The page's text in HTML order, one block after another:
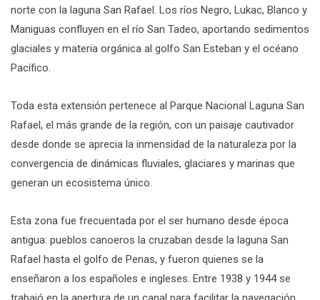
norte con la laguna San Rafael. Los ríos Negro, Lukac, Blanco y
Maniguas confluyen en el río San Tadeo, aportando sedimentos
glaciales y materia orgánica al golfo San Esteban y el océano
Pacífico.
Toda esta extensión pertenece al Parque Nacional Laguna San
Rafael, el más grande de la región, con un paisaje cautivador
desde donde se aprecia la inmensidad de la naturaleza por la
convergencia de dinámicas fluviales, glaciares y marinas que
generan un ecosistema único.
Esta zona fue frecuentada por el ser humano desde época
antigua: pueblos canoeros la cruzaban desde la laguna San
Rafael hasta el golfo de Penas, y fueron quienes se la
enseñaron a los españoles e ingleses. Entre 1938 y 1944 se